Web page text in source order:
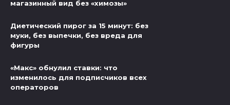
магазинный вид без «химозы»
Диетический пирог за 15 минут: без
муки, без выпечки, без вреда для
фигуры
«Макс» обнулил ставки: что
изменилось для подписчиков всех
операторов